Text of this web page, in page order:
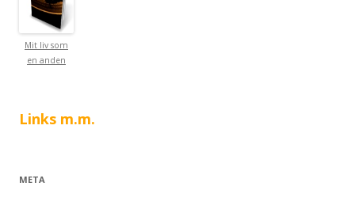
Mit liv som
en anden
Links m.m.
META